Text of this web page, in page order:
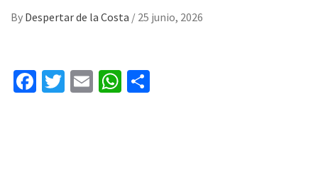
By Despertar de la Costa / 25 junio, 2026
Facebook
Twitter
EmailWhatsApp